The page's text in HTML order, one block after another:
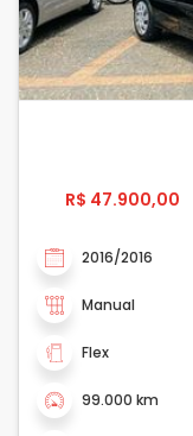
R$ 47.900,00
2016/2016
Manual
Flex
99.000 km